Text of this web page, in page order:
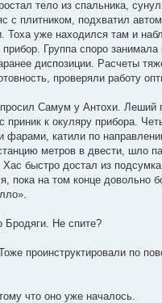
тело из спальника, сунул
с плитником, подхватил
Тоха уже находился там и
Группа споро занимала
диспозиции. Расчеты
проверяли работу
Самум у Антохи. Леший
к окуляру прибора.
фарами, катили по
метров в двести, шло
быстро достал из
пока на том конце довольно
Бродяги. Не спите?
проинструктировали по
что оно уже началось.